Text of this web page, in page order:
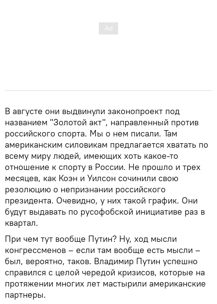
В августе они выдвинули законопроект под
названием "Золотой акт", направленный против
российского спорта. Мы о нем писали. Там
американским силовикам предлагается хватать по
всему миру людей, имеющих хоть какое-то
отношение к спорту в России. Не прошло и трех
месяцев, как Коэн и Уилсон сочинили свою
резолюцию о непризнании российского
президента. Очевидно, у них такой график. Они
будут выдавать по русофобской инициативе раз в
квартал.
При чем тут вообще Путин? Ну, ход мысли
конгрессменов – если там вообще есть мысли –
был, вероятно, таков. Владимир Путин успешно
справился с целой чередой кризисов, которые на
протяжении многих лет мастырили американские
партнеры.